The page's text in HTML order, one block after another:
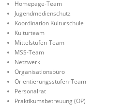
Homepage-Team
Jugendmedienschutz
Koordination Kulturschule
Kulturteam
Mittelstufen-Team
MSS-Team
Netzwerk
Organisationsbüro
Orientierungsstufen-Team
Personalrat
Praktikumsbetreuung (OP)